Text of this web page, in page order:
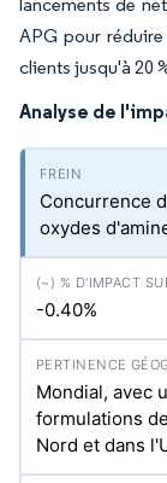
APG pour
clients jusqu'à 20
Analyse de
Concurrence
oxydes
-0.40%
Mondial, avec
formulations
Nord et dans